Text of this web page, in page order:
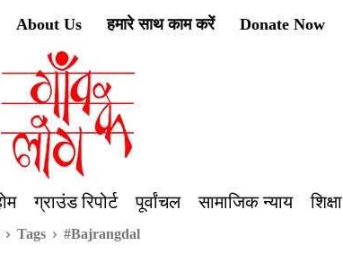
About Us हमारे साथ काम करें Donate Now
ग्राउंड रिपोर्ट पूर्वांचल सामाजिक न्याय शिक्षा
Tags #Bajrangdal